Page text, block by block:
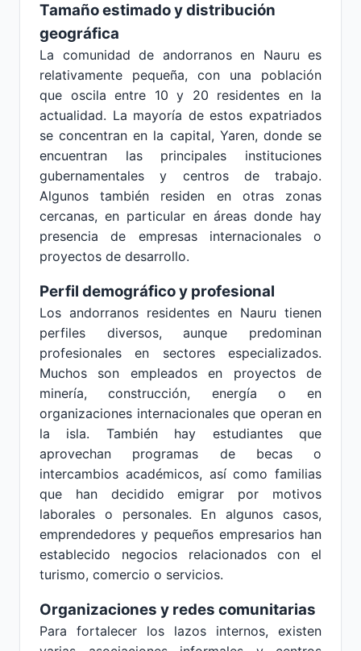
Tamaño estimado y distribución
geográfica
La comunidad de andorranos en Nauru es
relativamente pequeña, con una población
que oscila entre 10 y 20 residentes en la
actualidad. La mayoría de estos expatriados
se concentran en la capital, Yaren, donde se
encuentran las principales instituciones
gubernamentales y centros de trabajo.
Algunos también residen en otras zonas
cercanas, en particular en áreas donde hay
presencia de empresas internacionales o
proyectos de desarrollo.
Perfil demográfico y profesional
Los andorranos residentes en Nauru tienen
perfiles diversos, aunque predominan
profesionales en sectores especializados.
Muchos son empleados en proyectos de
minería, construcción, energía o en
organizaciones internacionales que operan en
la isla. También hay estudiantes que
aprovechan programas de becas o
intercambios académicos, así como familias
que han decidido emigrar por motivos
laborales o personales. En algunos casos,
emprendedores y pequeños empresarios han
establecido negocios relacionados con el
turismo, comercio o servicios.
Organizaciones y redes comunitarias
Para fortalecer los lazos internos, existen